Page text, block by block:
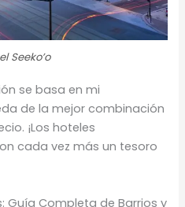
Seeko’o
se basa en mi
de la mejor combinación
¡Los hoteles
cada vez más un tesoro
Guía Completa de Barrios y